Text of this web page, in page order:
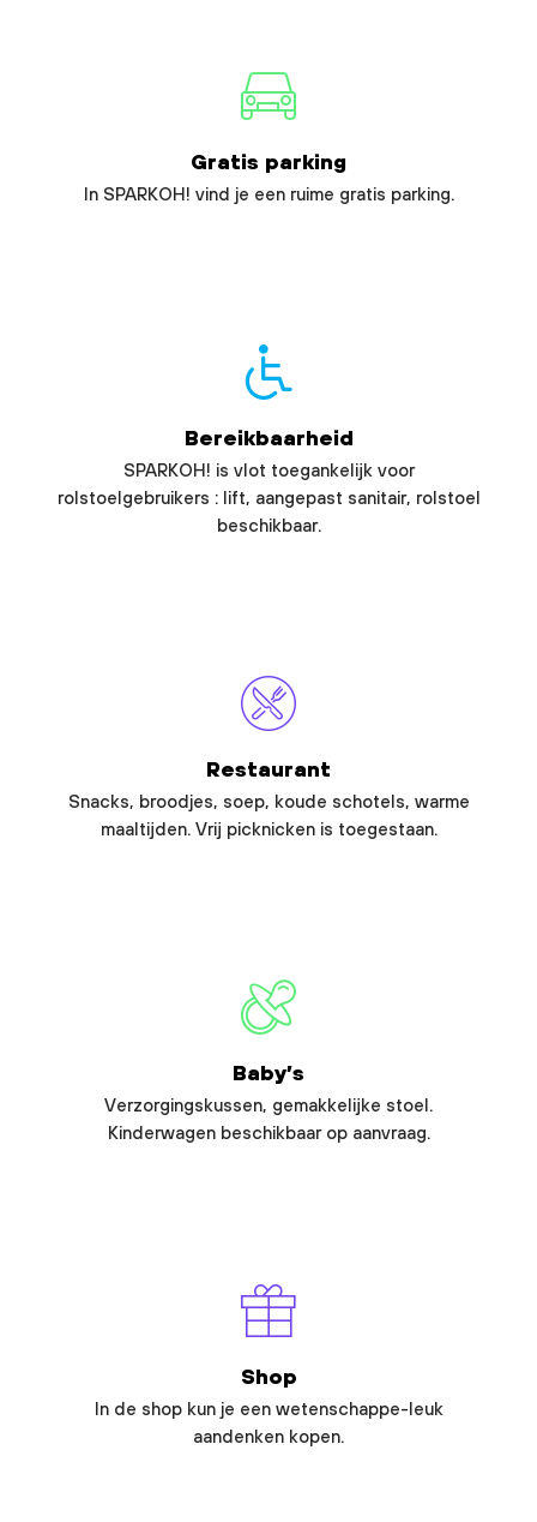
Gratis parking
In SPARKOH! vind je een ruime gratis parking.
Bereikbaarheid
SPARKOH! is vlot toegankelijk voor
rolstoelgebruikers : lift, aangepast sanitair, rolstoel
beschikbaar.
Restaurant
Snacks, broodjes, soep, koude schotels, warme
maaltijden. Vrij picknicken is toegestaan.
Baby’s
Verzorgingskussen, gemakkelijke stoel.
Kinderwagen beschikbaar op aanvraag.
Shop
In de shop kun je een wetenschappe-leuk
aandenken kopen.